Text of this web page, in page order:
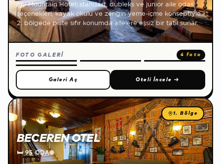
My Mountain Hotel; standart, dubleks ve junior aile odası
seçenekleri, kayak okulu ve zengin yeme-içme konseptiyle
2. bölgede piste sıfır konumda ailelere eşsiz bir tatil sunar.
FOTO GALERİ 4 foto
Galeri Aç Oteli İncele →
1. Bölge
BECEREN OTEL
🛏95 ODA🌐